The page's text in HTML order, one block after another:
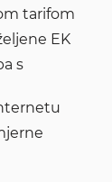
tarifom
EK
s